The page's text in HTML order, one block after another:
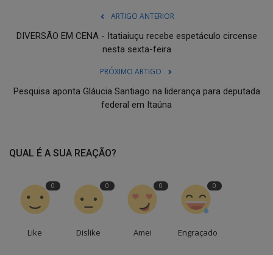
ARTIGO ANTERIOR
DIVERSÃO EM CENA - Itatiaiuçu recebe espetáculo circense
nesta sexta-feira
PRÓXIMO ARTIGO
Pesquisa aponta Gláucia Santiago na liderança para deputada
federal em Itaúna
QUAL É A SUA REAÇÃO?
0
Like
0
Dislike
0
Amei
0
Engraçado